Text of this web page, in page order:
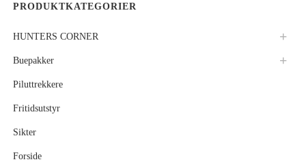
PRODUKTKATEGORIER
HUNTERS CORNER
Buepakker
Piluttrekkere
Fritidsutstyr
Sikter
Forside